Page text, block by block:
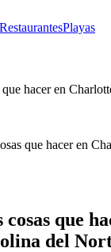
RestaurantesPlayas
que hacer en
que
del